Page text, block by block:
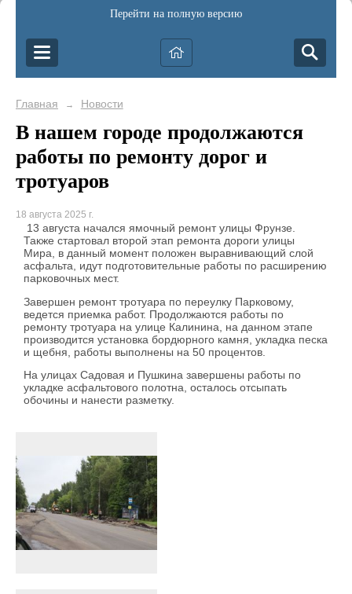
Перейти на полную версию
Главная → Новости
В нашем городе продолжаются
работы по ремонту дорог и
тротуаров
18 августа 2025 г.
13 августа начался ямочный ремонт улицы Фрунзе.
Также стартовал второй этап ремонта дороги улицы
Мира, в данный момент положен выравнивающий слой
асфальта, идут подготовительные работы по расширению
парковочных мест.
Завершен ремонт тротуара по переулку Парковому,
ведется приемка работ. Продолжаются работы по
ремонту тротуара на улице Калинина, на данном этапе
производится установка бордюрного камня, укладка песка
и щебня, работы выполнены на 50 процентов.
На улицах Садовая и Пушкина завершены работы по
укладке асфальтового полотна, осталось отсыпать
обочины и нанести разметку.